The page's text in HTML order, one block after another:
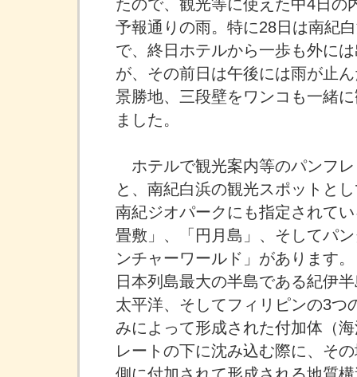
たので、観光等に使えた中4日の
予報通りの雨。特に28日は南紀
で、終日ホテルから一歩も外に
が、その前日は午後には雨が止
景勝地、三段壁をワンコも一緒
ました。
ホテルで観光案内等のパンフ
と、南紀白浜の観光スポットと
南紀ジオパークにも指定されて
畳敷」、「円月島」、そしてパ
ンチャーワールド」があります。
日本列島最大の半島である紀伊
太平洋、そしてフィリピンの3つ
みによって形成された付加体（
レートの下に沈み込む際に、そ